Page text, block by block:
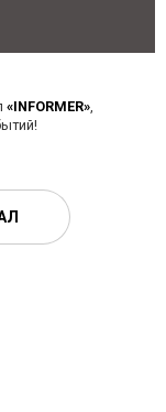
«INFORMER»,